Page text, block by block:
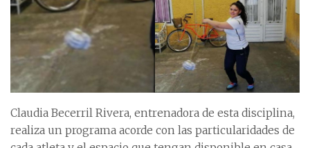
Claudia Becerril Rivera, entrenadora de esta disciplina,
realiza un programa acorde con las particularidades de